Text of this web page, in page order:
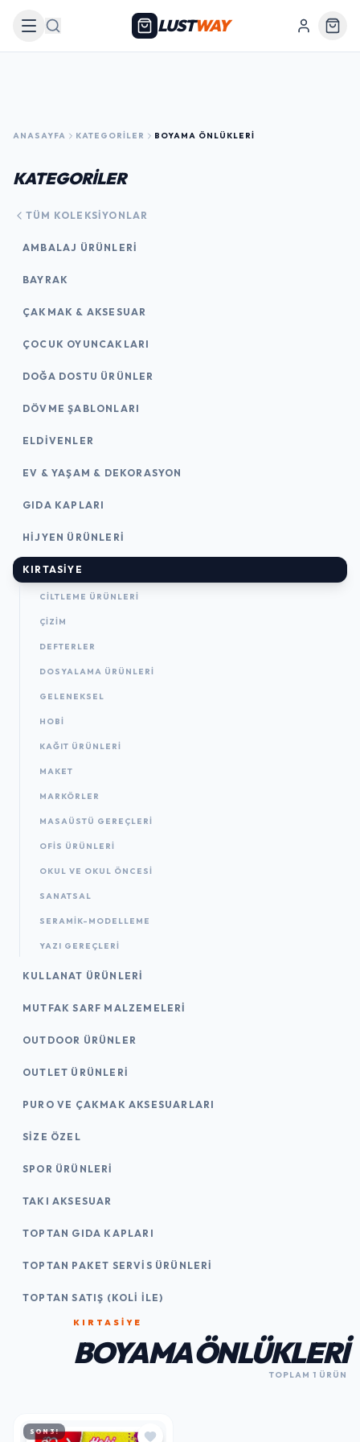
Arama LUSTWAY
ANASAYFA KATEGORILER BOYAMA ÖNLÜKLERI
KATEGORİLER
TÜM KOLEKSIYONLAR
AMBALAJ ÜRÜNLERI
BAYRAK
ÇAKMAK & AKSESUAR
ÇOCUK OYUNCAKLARI
DOĞA DOSTU ÜRÜNLER
DÖVME ŞABLONLARI
ELDIVENLER
EV & YAŞAM & DEKORASYON
GIDA KAPLARI
HIJYEN ÜRÜNLERI
KIRTASİYE
CILTLEME ÜRÜNLERI
ÇİZİM
DEFTERLER
DOSYALAMA ÜRÜNLERI
GELENEKSEL
HOBİ
KAĞIT ÜRÜNLERI
MAKET
MARKÖRLER
MASAÜSTÜ GEREÇLERI
OFIS ÜRÜNLERI
OKUL VE OKUL ÖNCESİ
SANATSAL
SERAMİK-MODELLEME
YAZI GEREÇLERI
KULLANAT ÜRÜNLERI
MUTFAK SARF MALZEMELERI
OUTDOOR ÜRÜNLER
OUTLET ÜRÜNLERI
PURO VE ÇAKMAK AKSESUARLARI
SIZE ÖZEL
SPOR ÜRÜNLERI
TAKI AKSESUAR
TOPTAN GIDA KAPLARI
TOPTAN PAKET SERVIS ÜRÜNLERI
TOPTAN SATIŞ (KOLI İLE)
KIRTASİYE
BOYAMA ÖNLÜKLERI
TOPLAM 1 ÜRÜN
SON 3!